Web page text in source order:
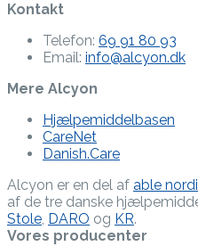
Kontakt
Telefon: 69 91 80 93
Email: info@alcyon.dk
Mere Alcyon
Hjælpemiddelbasen
CareNet
Danish.Care
Alcyon er en del af able
af de tre danske
Stole, DARO og KR.
Vores producenter